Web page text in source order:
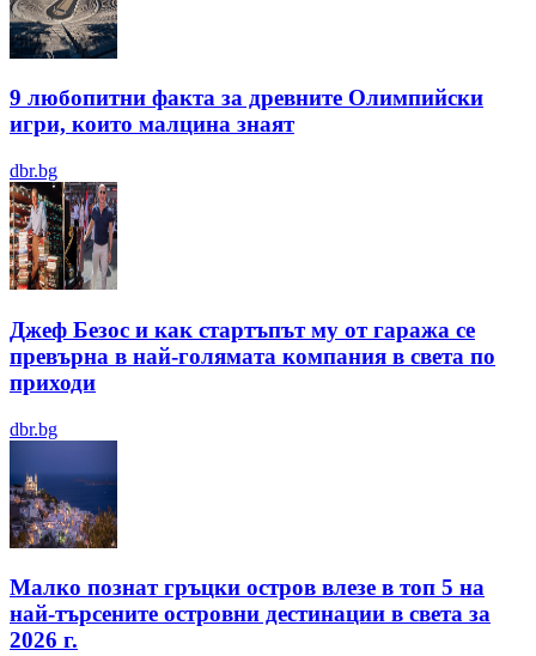
9 любопитни факта за древните Олимпийски
игри, които малцина знаят
dbr.bg
Джеф Безос и как стартъпът му от гаража се
превърна в най-голямата компания в света по
приходи
dbr.bg
Малко познат гръцки остров влезе в топ 5 на
най-търсените островни дестинации в света за
2026 г.